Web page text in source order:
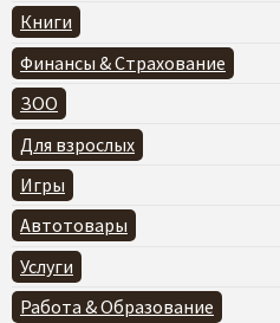
Книги
Финансы & Страхование
ЗОО
Для взрослых
Игры
Автотовары
Услуги
Работа & Образование